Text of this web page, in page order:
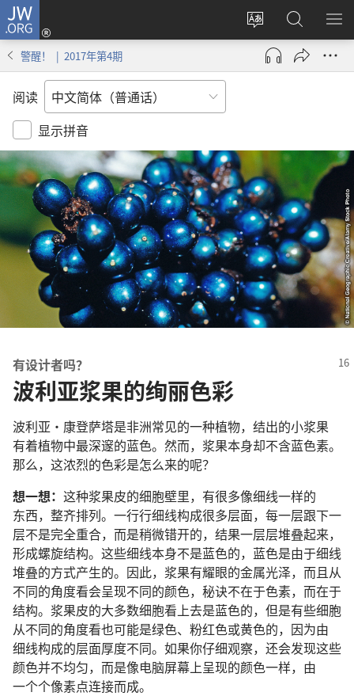
JW.ORG
更
改
网
登
录
（打
搜
索
JW.ORG
显
警醒！ | 2017年第4期
阅读
显示拼音
有设计者吗？
波利亚浆果的绚丽色彩
波利亚 · 康登萨塔是非洲常见的一种植物， 结出的小浆果
有着植物中最深邃的蓝色。 然而， 浆果本身却不含蓝色素。
那么， 这浓烈的色彩是怎么来的呢？
想一想： 这种浆果皮的细胞壁里， 有很多像细线一样的
东西， 整齐排列。 一行行细线构成很多层面， 每一层跟下一
层不是完全重合， 而是稍微错开的， 结果一层层堆叠起来，
形成螺旋结构。 这些细线本身不是蓝色的， 蓝色是由于细线
堆叠的方式产生的。 因此， 浆果有耀眼的金属光泽， 而且从
不同的角度看会呈现不同的颜色， 秘诀不在于色素， 而在于
结构。 浆果皮的大多数细胞看上去是蓝色的， 但是有些细胞
从不同的角度看也可能是绿色、 粉红色或黄色的， 因为由
细线构成的层面厚度不同。 如果你仔细观察， 还会发现这些
颜色并不均匀， 而是像电脑屏幕上呈现的颜色一样， 由
一个个像素点连接而成。